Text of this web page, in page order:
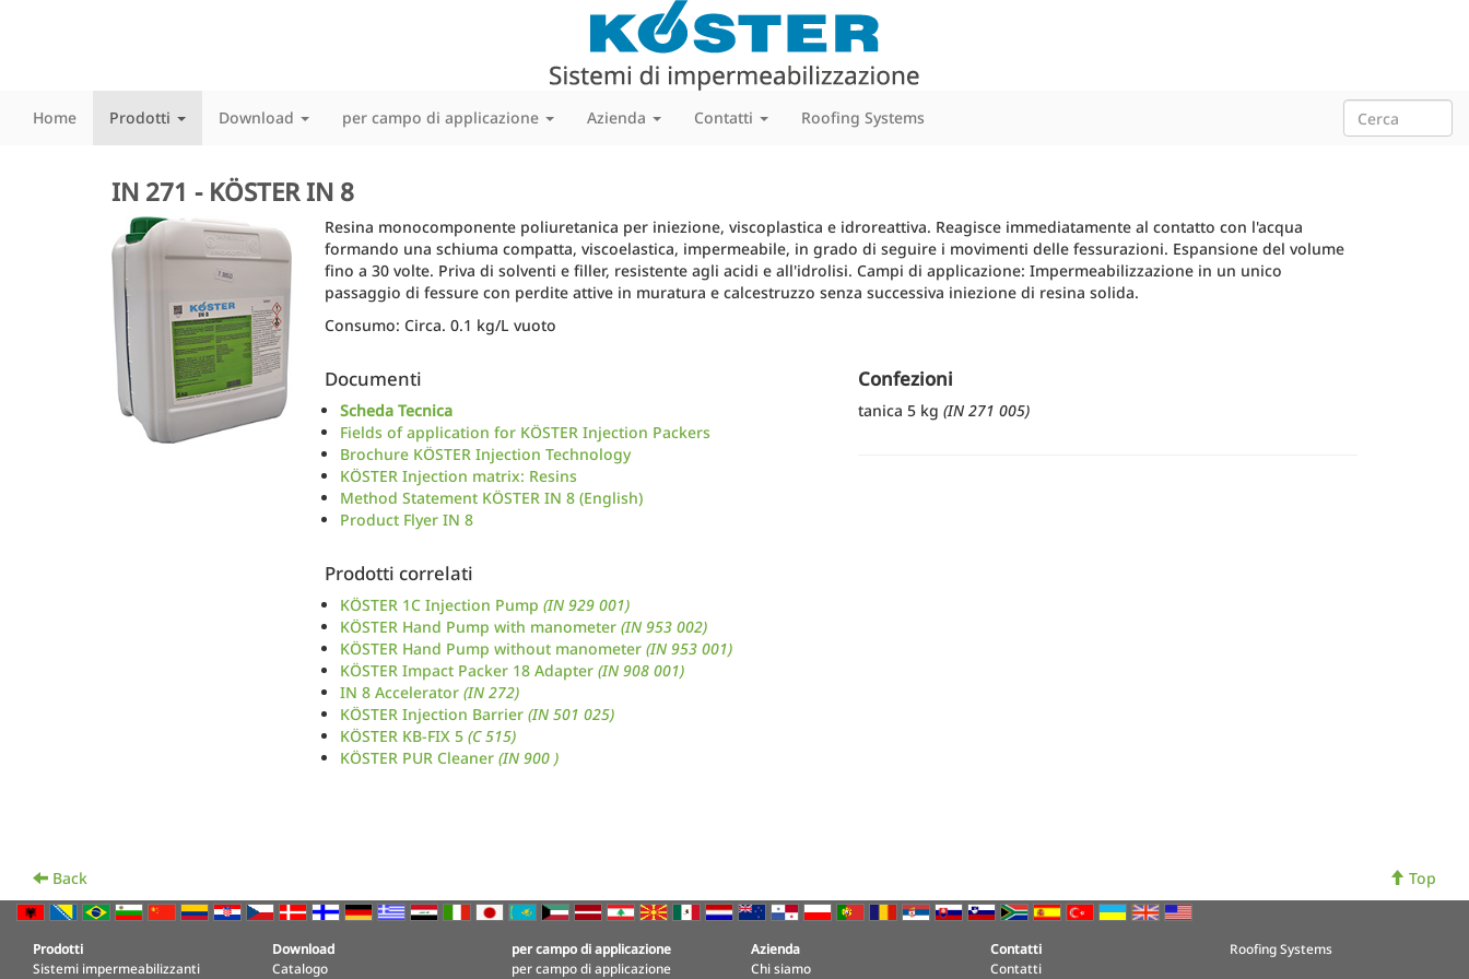
Home Prodotti Download per campo di applicazione Azienda Contatti Roofing Systems
IN 271 - KÖSTER IN 8
Resina monocomponente poliuretanica per iniezione, viscoplastica e idroreattiva. Reagisce immediatamente al contatto con l'acqua
formando una schiuma compatta, viscoelastica, impermeabile, in grado di seguire i movimenti delle fessurazioni. Espansione del volume
fino a 30 volte. Priva di solventi e filler, resistente agli acidi e all'idrolisi. Campi di applicazione: Impermeabilizzazione in un unico
passaggio di fessure con perdite attive in muratura e calcestruzzo senza successiva iniezione di resina solida.
Consumo: Circa. 0.1 kg/L vuoto
Documenti
Scheda Tecnica
Fields of application for KÖSTER Injection Packers
Brochure KÖSTER Injection Technology
KÖSTER Injection matrix: Resins
Method Statement KÖSTER IN 8 (English)
Product Flyer IN 8
Prodotti correlati
KÖSTER 1C Injection Pump (IN 929 001)
KÖSTER Hand Pump with manometer (IN 953 002)
KÖSTER Hand Pump without manometer (IN 953 001)
KÖSTER Impact Packer 18 Adapter (IN 908 001)
IN 8 Accelerator (IN 272)
KÖSTER Injection Barrier (IN 501 025)
KÖSTER KB-FIX 5 (C 515)
KÖSTER PUR Cleaner (IN 900 )
Confezioni
tanica 5 kg (IN 271 005)
Back Top
Prodotti
Sistemi impermeabilizzanti
Download
Catalogo
per campo di applicazione
per campo di applicazione
Azienda
Chi siamo
Contatti
Contatti
Roofing Systems